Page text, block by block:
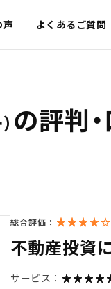
声 よくあるご質問
の評判
総合評価：
不動産投資
サービス：